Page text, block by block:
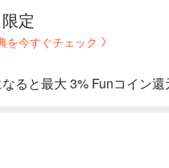
定
を今すぐチェック
ると最大 3% Funコイン還